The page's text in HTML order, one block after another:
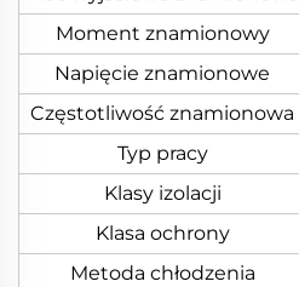
Moment znamionowy
Napięcie znamionowe
Częstotliwość znamionowa
Typ pracy
Klasy izolacji
Klasa ochrony
Metoda chłodzenia